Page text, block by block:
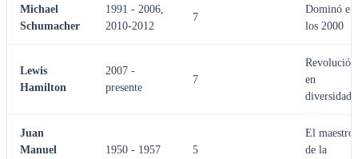
Michael
Schumacher
1991 - 2006,
2010-2012
7
Dominó en
los 2000
Lewis
Hamilton
2007 -
presente
7
Revolución
en
diversidad
Juan
Manuel
1950 - 1957 5
El maestro
de la